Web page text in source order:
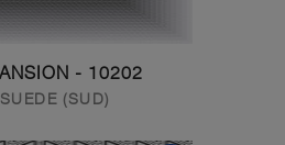
10202 - EXPANSION
SUEDE (SUD)